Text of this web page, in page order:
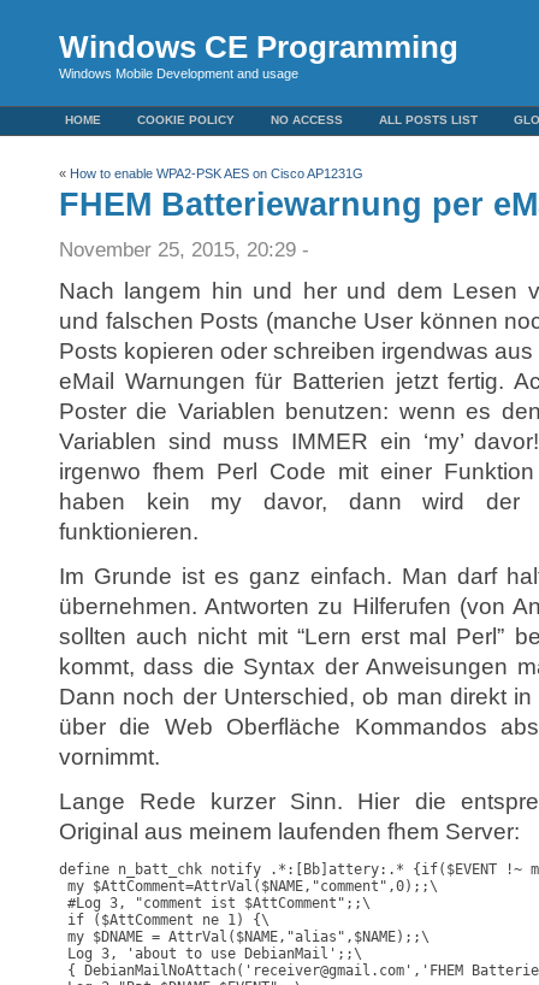
Windows CE Programming
Windows Mobile Development and usage
HOME COOKIE POLICY NO ACCESS ALL POSTS LIST
« How to enable WPA2-PSK AES on Cisco AP1231G
FHEM Batteriewarnung per
November 25, 2015, 20:29 -
Nach langem hin und her und dem Lesen
und falschen Posts (manche User können
Posts kopieren oder schreiben irgendwas
eMail Warnungen für Batterien jetzt fertig.
Poster die Variablen benutzen: wenn es
Variablen sind muss IMMER ein ‘my’
irgenwo fhem Perl Code mit einer
haben kein my davor, dann wird der
funktionieren.
Im Grunde ist es ganz einfach. Man darf
übernehmen. Antworten zu Hilferufen (von
sollten auch nicht mit “Lern erst mal Perl”
kommt, dass die Syntax der Anweisungen
Dann noch der Unterschied, ob man direkt
über die Web Oberfläche Kommandos
vornimmt.
Lange Rede kurzer Sinn. Hier die
Original aus meinem laufenden fhem Server:
define n_batt_chk notify .*:[Bb]attery:.* {if($EVENT !~
my $AttComment=AttrVal($NAME,"comment",0);;\
#Log 3, "comment ist $AttComment";;\
if ($AttComment ne 1) {\
my $DNAME = AttrVal($NAME,"alias",$NAME);;\
Log 3, 'about to use DebianMail';;\
{ DebianMailNoAttach('receiver@gmail.com','FHEM